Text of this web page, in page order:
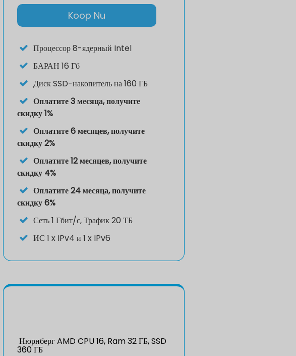
Koop Nu
Процессор8-ядерный Intel
БАРАН16 Гб
ДискSSD-накопитель на 160 ГБ
Оплатите 3 месяца, получите
скидку 1%
Оплатите 6 месяцев, получите
скидку 2%
Оплатите 12 месяцев, получите
скидку 4%
Оплатите 24 месяца, получите
скидку 6%
Сеть 1 Гбит/с, Трафик 20 ТБ
ИС1 x IPv4 и 1 x IPv6
Нюрнберг AMD CPU 16, Ram 32 ГБ, SSD
360 ГБ